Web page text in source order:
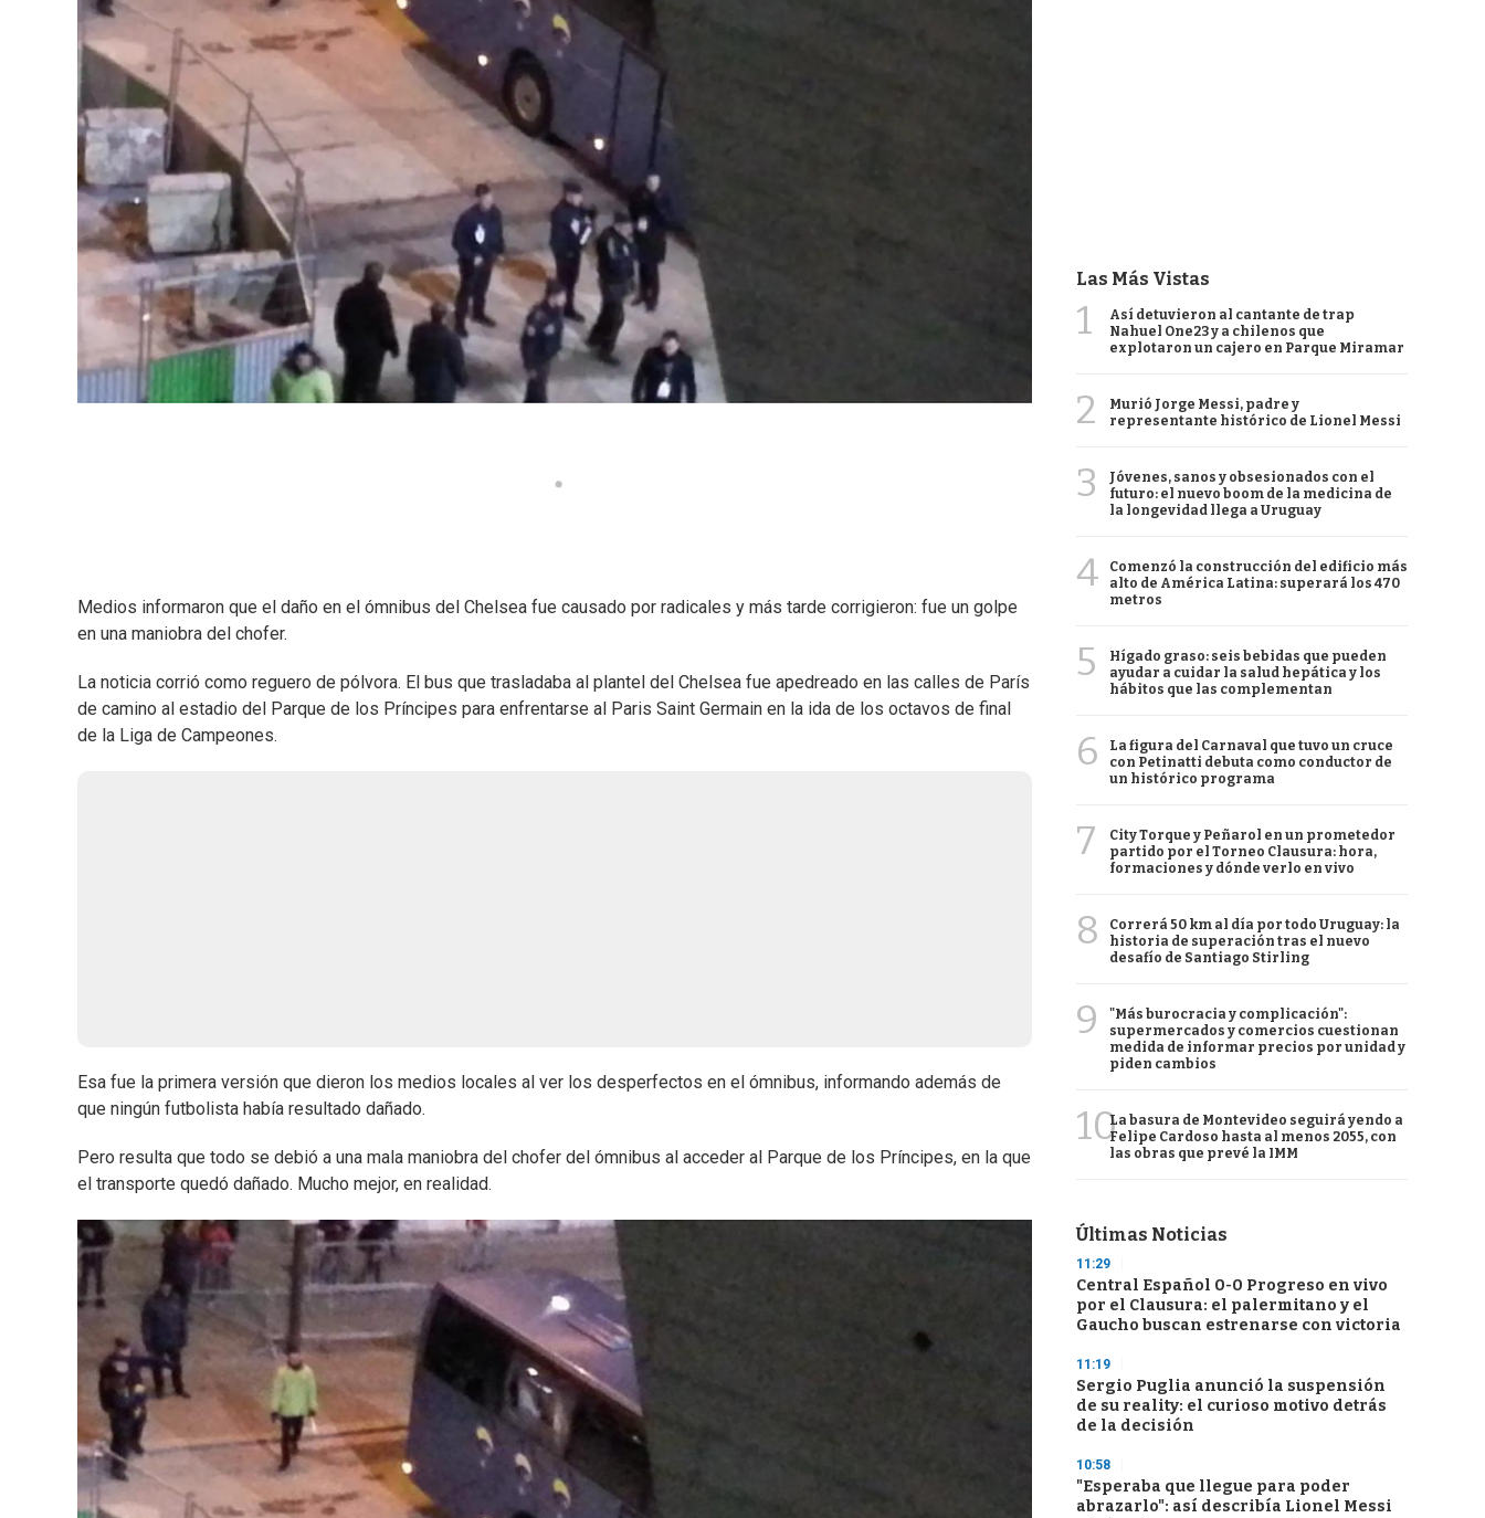
Medios informaron que el daño en el ómnibus del Chelsea fue causado por radicales y más tarde corrigieron: fue un golpe
en una maniobra del chofer.
La noticia corrió como reguero de pólvora. El bus que trasladaba al plantel del Chelsea fue apedreado en las calles de París
de camino al estadio del Parque de los Príncipes para enfrentarse al Paris Saint Germain en la ida de los octavos de final
de la Liga de Campeones.
Esa fue la primera versión que dieron los medios locales al ver los desperfectos en el ómnibus, informando además de
que ningún futbolista había resultado dañado.
Pero resulta que todo se debió a una mala maniobra del chofer del ómnibus al acceder al Parque de los Príncipes, en la que
el transporte quedó dañado. Mucho mejor, en realidad.
Las Más Vistas
1
Así detuvieron al cantante de trap
Nahuel One23 y a chilenos que
explotaron un cajero en Parque Miramar
2
Murió Jorge Messi, padre y
representante histórico de Lionel Messi
3
Jóvenes, sanos y obsesionados con el
futuro: el nuevo boom de la medicina de
la longevidad llega a Uruguay
4
Comenzó la construcción del edificio más
alto de América Latina: superará los 470
metros
5
Hígado graso: seis bebidas que pueden
ayudar a cuidar la salud hepática y los
hábitos que las complementan
6
La figura del Carnaval que tuvo un cruce
con Petinatti debuta como conductor de
un histórico programa
7
City Torque y Peñarol en un prometedor
partido por el Torneo Clausura: hora,
formaciones y dónde verlo en vivo
8
Correrá 50 km al día por todo Uruguay: la
historia de superación tras el nuevo
desafío de Santiago Stirling
9
"Más burocracia y complicación":
supermercados y comercios cuestionan
medida de informar precios por unidad y
piden cambios
10La basura de Montevideo seguirá yendo a
Felipe Cardoso hasta al menos 2055, con
las obras que prevé la IMM
Últimas Noticias
11:29
Central Español 0-0 Progreso en vivo
por el Clausura: el palermitano y el
Gaucho buscan estrenarse con victoria
11:19
Sergio Puglia anunció la suspensión
de su reality: el curioso motivo detrás
de la decisión
10:58
"Esperaba que llegue para poder
abrazarlo": así describía Lionel Messi